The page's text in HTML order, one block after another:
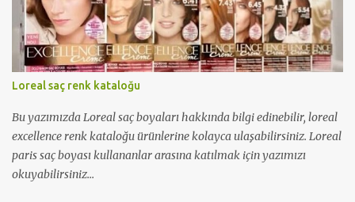
Loreal saç renk kataloğu
Bu yazımızda Loreal saç boyaları hakkında bilgi edinebilir, loreal
excellence renk kataloğu ürünlerine kolayca ulaşabilirsiniz. Loreal
paris saç boyası kullananlar arasına katılmak için yazımızı
okuyabilirsiniz...